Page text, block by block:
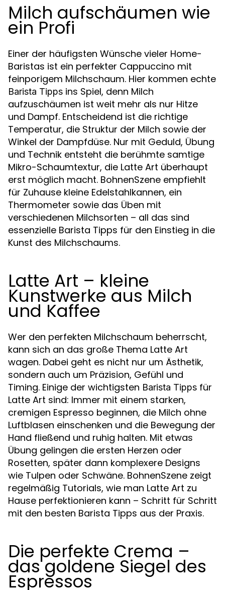
Milch aufschäumen wie
ein Profi
Einer der häufigsten Wünsche vieler Home-
Baristas ist ein perfekter Cappuccino mit
feinporigem Milchschaum. Hier kommen echte
Barista Tipps ins Spiel, denn Milch
aufzuschäumen ist weit mehr als nur Hitze
und Dampf. Entscheidend ist die richtige
Temperatur, die Struktur der Milch sowie der
Winkel der Dampfdüse. Nur mit Geduld, Übung
und Technik entsteht die berühmte samtige
Mikro-Schaumtextur, die Latte Art überhaupt
erst möglich macht. BohnenSzene empfiehlt
für Zuhause kleine Edelstahlkannen, ein
Thermometer sowie das Üben mit
verschiedenen Milchsorten – all das sind
essenzielle Barista Tipps für den Einstieg in die
Kunst des Milchschaums.
Latte Art – kleine
Kunstwerke aus Milch
und Kaffee
Wer den perfekten Milchschaum beherrscht,
kann sich an das große Thema Latte Art
wagen. Dabei geht es nicht nur um Ästhetik,
sondern auch um Präzision, Gefühl und
Timing. Einige der wichtigsten Barista Tipps für
Latte Art sind: Immer mit einem starken,
cremigen Espresso beginnen, die Milch ohne
Luftblasen einschenken und die Bewegung der
Hand fließend und ruhig halten. Mit etwas
Übung gelingen die ersten Herzen oder
Rosetten, später dann komplexere Designs
wie Tulpen oder Schwäne. BohnenSzene zeigt
regelmäßig Tutorials, wie man Latte Art zu
Hause perfektionieren kann – Schritt für Schritt
mit den besten Barista Tipps aus der Praxis.
Die perfekte Crema –
das goldene Siegel des
Espressos